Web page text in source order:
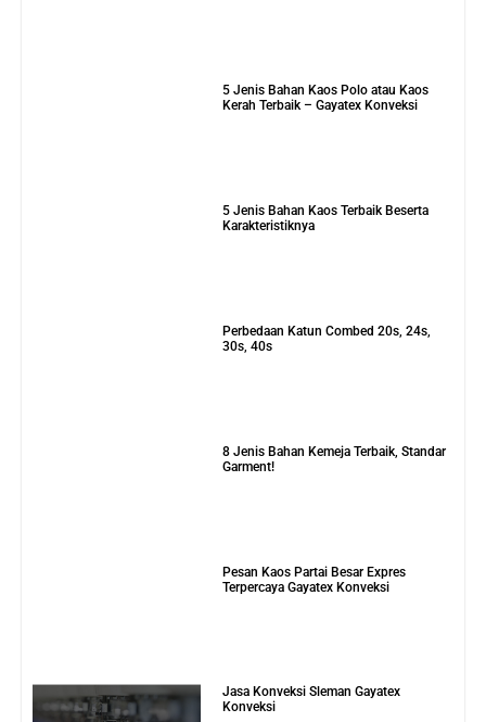
5 Jenis Bahan Kaos Polo atau Kaos
Kerah Terbaik – Gayatex Konveksi
5 Jenis Bahan Kaos Terbaik Beserta
Karakteristiknya
Perbedaan Katun Combed 20s, 24s,
30s, 40s
8 Jenis Bahan Kemeja Terbaik, Standar
Garment!
Pesan Kaos Partai Besar Expres
Terpercaya Gayatex Konveksi
Jasa Konveksi Sleman Gayatex
Konveksi